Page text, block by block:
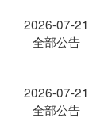
2026-07-21
全部公告
2026-07-21
全部公告